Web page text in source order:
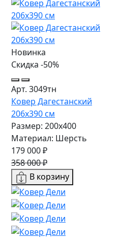
Новинка
Скидка -50%
Арт. 3049тн
Ковер Дагестанский
206x390 см
Размер: 200х400
Материал: Шерсть
179 000 ₽
358 000 ₽
В корзину